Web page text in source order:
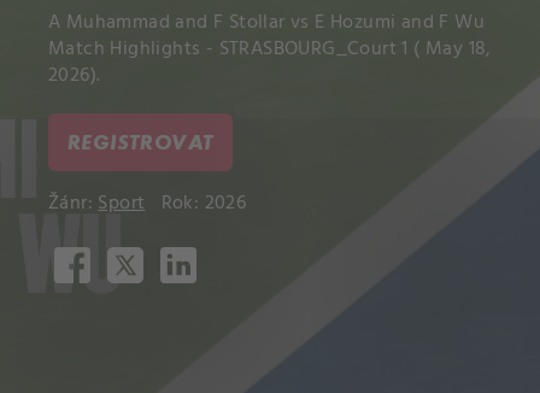
A Muhammad and F Stollar vs E Hozumi and F Wu
Match Highlights - STRASBOURG_Court 1 ( May 18,
2026).
REGISTROVAT
Žánr:Sport Rok: 2026